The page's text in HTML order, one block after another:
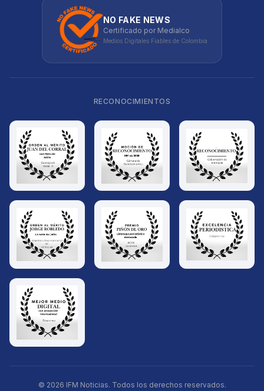
NO FAKE NEWS
Certificado por Medialco
Medios Digitales Fiables de Colombia
RECONOCIMIENTOS
© 2026 IFM Noticias. Todos los derechos reservados.